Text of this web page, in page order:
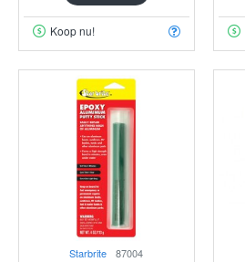
Koop nu!
Starbrite 87004